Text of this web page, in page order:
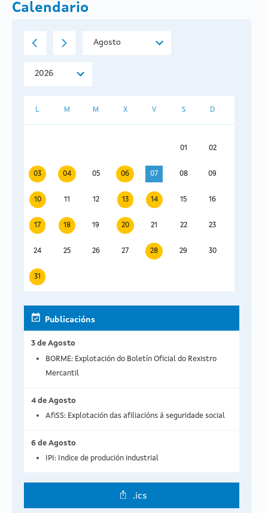
Calendario
L M M X V S D
01 02
03 04 05 06 07 08 09
10 11 12 13 14 15 16
17 18 19 20 21 22 23
24 25 26 27 28 29 30
31
Publicacións
3 de Agosto
BORME: Explotación do Boletín Oficial do Rexistro
Mercantil
4 de Agosto
AfiSS: Explotación das afiliacións á seguridade social
6 de Agosto
IPI: Indice de produción industrial
.ics